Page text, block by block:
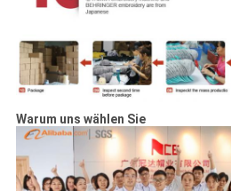
Warum uns wählen Sie